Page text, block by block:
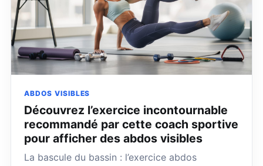
ABDOS VISIBLES
Découvrez l’exercice incontournable
recommandé par cette coach sportive
pour afficher des abdos visibles
La bascule du bassin : l’exercice abdos